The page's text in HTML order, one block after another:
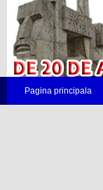
Pagina principala